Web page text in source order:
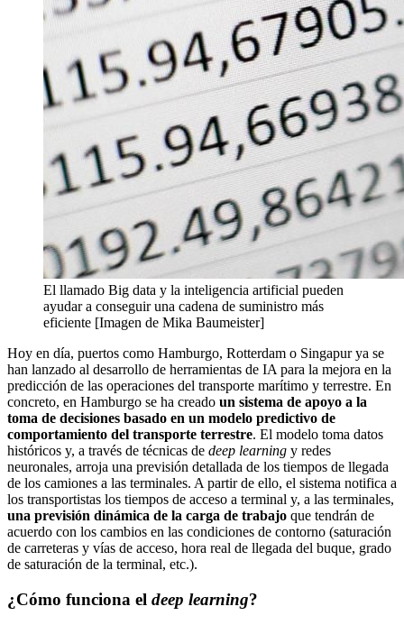
El llamado Big data y la inteligencia artificial pueden
ayudar a conseguir una cadena de suministro más
eficiente [Imagen de Mika Baumeister]
Hoy en día, puertos como Hamburgo, Rotterdam o Singapur ya se
han lanzado al desarrollo de herramientas de IA para la mejora en la
predicción de las operaciones del transporte marítimo y terrestre. En
concreto, en Hamburgo se ha creado un sistema de apoyo a la
toma de decisiones basado en un modelo predictivo de
comportamiento del transporte terrestre. El modelo toma datos
históricos y, a través de técnicas de deep learning y redes
neuronales, arroja una previsión detallada de los tiempos de llegada
de los camiones a las terminales. A partir de ello, el sistema notifica a
los transportistas los tiempos de acceso a terminal y, a las terminales,
una previsión dinámica de la carga de trabajo que tendrán de
acuerdo con los cambios en las condiciones de contorno (saturación
de carreteras y vías de acceso, hora real de llegada del buque, grado
de saturación de la terminal, etc.).
¿Cómo funciona el deep learning?